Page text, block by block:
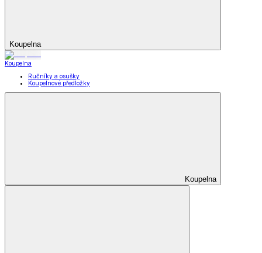
Koupelna
Koupelna
Ručníky a osušky
Koupelnové předložky
Koupelna